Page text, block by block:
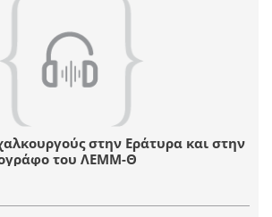
στην Εράτυρα και στην
του ΛΕΜΜ-Θ